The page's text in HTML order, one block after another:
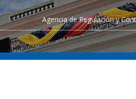
Agencia de Regulación y